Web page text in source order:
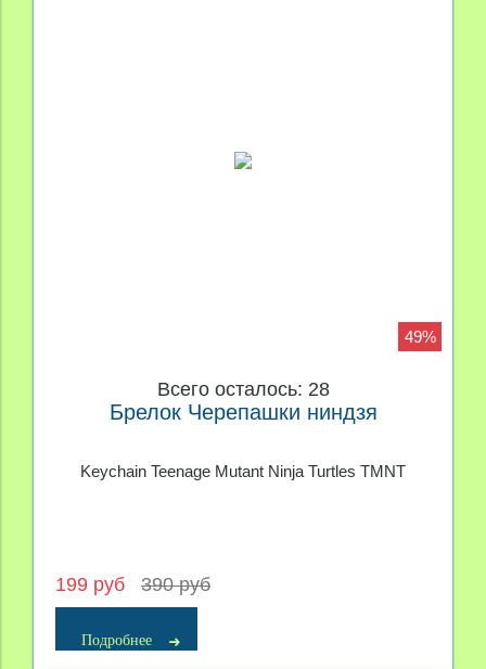
49%
Всего осталось: 28
Брелок Черепашки ниндзя
Keychain Teenage Mutant Ninja Turtles TMNT
199 руб 390 руб
Подробнее